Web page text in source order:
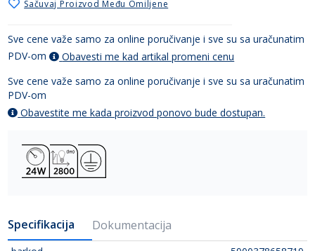
Sačuvaj Proizvod Među Omiljene
Sve cene važe samo za online poručivanje i sve su sa uračunatim
PDV-om
Obavesti me kad artikal promeni cenu
Sve cene važe samo za online poručivanje i sve su sa uračunatim
PDV-om
Obavestite me kada proizvod ponovo bude dostupan.
Specifikacija Dokumentacija